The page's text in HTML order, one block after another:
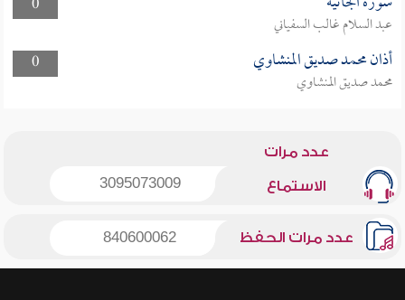
عبد السلام غالب السفياني
0
أذان محمد صديق المنشاوي
محمد صديق المنشاوي
عدد مرات
الاستماع 3095073009
عدد مرات الحفظ 840600062